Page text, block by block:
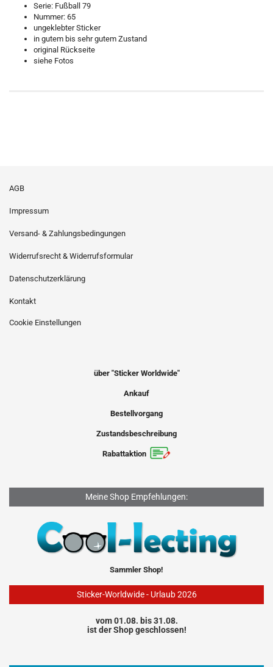
Serie: Fußball 79
Nummer: 65
ungeklebter Sticker
in gutem bis sehr gutem Zustand
original Rückseite
siehe Fotos
AGB
Impressum
Versand- & Zahlungsbedingungen
Widerrufsrecht & Widerrufsformular
Datenschutzerklärung
Kontakt
Cookie Einstellungen
über "Sticker Worldwide"
Ankauf
Bestellvorgang
Zustandsbeschreibung
Rabattaktion
Meine Shop Empfehlungen:
Sammler Shop!
Sticker-Worldwide - Urlaub 2026
vom 01.08. bis 31.08.
ist der Shop geschlossen!